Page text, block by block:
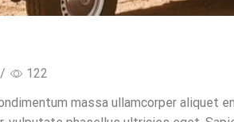
/
122
massa ullamcorper aliquet